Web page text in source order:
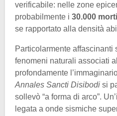
verificabile: nelle zone
probabilmente i 30.000 morti
se rapportato alla densità
Particolarmente affascinanti
fenomeni naturali associati
profondamente
Annales Sancti Disibodi si
sollevò “a forma di arco”.
legata a onde sismiche